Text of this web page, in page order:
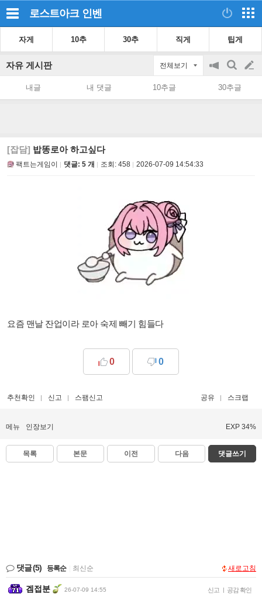
로스트아크 인벤
자게 10추 30추 직게 팁게
자유 게시판 전체보기
공
지
on/off
검
색
글
쓰
내글 내 댓글 10추글 30추글
[잡담] 밥똥로아 하고싶다
팩트는게임이 댓글: 5 개 조회: 458 2026-07-09 14:54:33
요즘 맨날 잔업이라 로아 숙제 빼기 힘들다
0 0
추천확인 신고 스팸신고 공유 스크랩
메뉴 인장보기 EXP 34%
목록 본문 이전 다음 댓글쓰기
댓글(5) 등록순 최신순 새로고침
겜접분 26-07-09 14:55 신고 | 공감 확인